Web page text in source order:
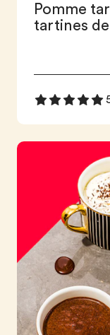
Pomme
tartines